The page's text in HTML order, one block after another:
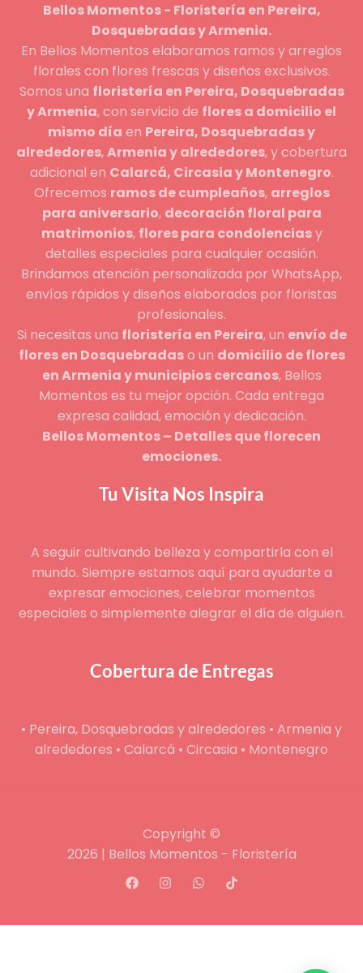
Bellos Momentos - Floristería en Pereira,
Dosquebradas y Armenia.
En Bellos Momentos elaboramos ramos y arreglos
florales con flores frescas y diseños exclusivos.
Somos una floristería en Pereira, Dosquebradas
y Armenia, con servicio de flores a domicilio el
mismo día en Pereira, Dosquebradas y
alrededores,Armenia y alrededores, y cobertura
adicional en Calarcá, Circasia y Montenegro.
Ofrecemos ramos de cumpleaños, arreglos
para aniversario, decoración floral para
matrimonios, flores para condolenciasy
detalles especiales para cualquier ocasión.
Brindamos atención personalizada por WhatsApp,
envíos rápidos y diseños elaborados por floristas
profesionales.
Si necesitas una floristería en Pereira, un envío de
flores en Dosquebradaso un domicilio de flores
en Armenia y municipios cercanos, Bellos
Momentos es tu mejor opción. Cada entrega
expresa calidad, emoción y dedicación.
Bellos Momentos – Detalles que florecen
emociones.
Tu Visita Nos Inspira
A seguir cultivando belleza y compartirla con el
mundo. Siempre estamos aquí para ayudarte a
expresar emociones, celebrar momentos
especiales o simplemente alegrar el día de alguien.
Cobertura de Entregas
• Pereira, Dosquebradas y alrededores • Armenia y
alrededores • Calarcá • Circasia • Montenegro
Copyright ©
2026 | Bellos Momentos - Floristería